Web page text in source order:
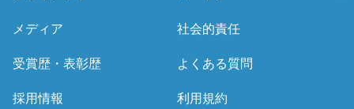
メディア 社会的責任
受賞歴・表彰歴 よくある質問
採用情報 利用規約